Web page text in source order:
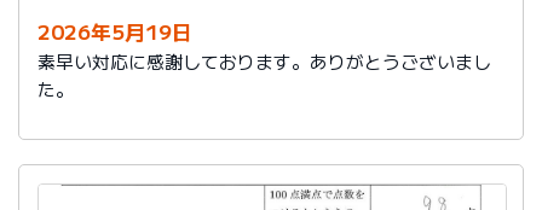
2026年5月19日
素早い対応に感謝しております。ありがとうございまし
た。